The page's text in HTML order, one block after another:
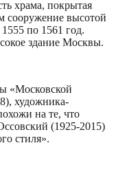
храма, покрытая
сооружение высотой
по 1561 год.
здание Москвы.
«Московской
художника-
на те, что
(1925-2015)
стиля».